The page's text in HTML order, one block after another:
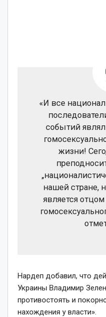
«И все
событий
жизни!
нашей стране,
является
Нардеп добавил, что
Украины Владимир
противостоять и
нахождения у власти».